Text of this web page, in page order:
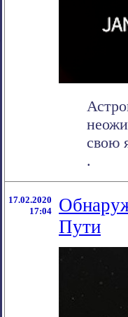
свою
.
17.02.2020
17:04
Пути